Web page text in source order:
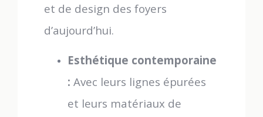
et de design des foyers
d’aujourd’hui.
Esthétique contemporaine
: Avec leurs lignes épurées
et leurs matériaux de